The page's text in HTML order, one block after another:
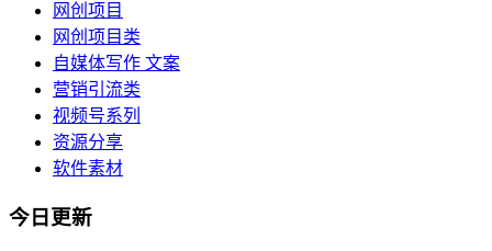
网创项目
网创项目类
自媒体写作 文案
营销引流类
视频号系列
资源分享
软件素材
今日更新